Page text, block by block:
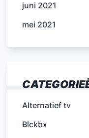
juni 2021
mei 2021
Alternatief tv
Blckbx